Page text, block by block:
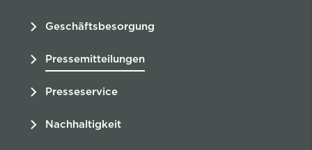
Geschäftsbesorgung
Pressemitteilungen
Presseservice
Nachhaltigkeit